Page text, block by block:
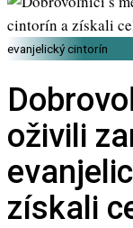
evanjelický cintorín
oživili
získali